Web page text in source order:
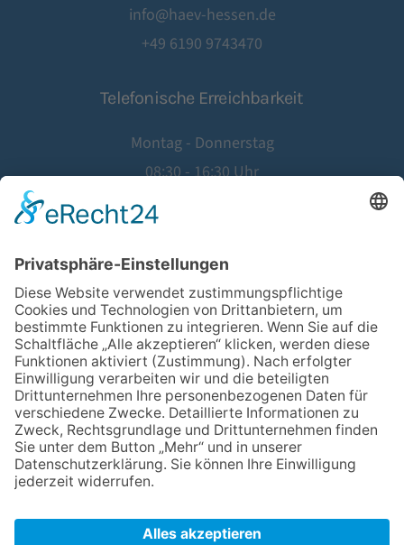
info@haev-hessen.de
+49 6190 9743470
Telefonische Erreichbarkeit
Montag - Donnerstag
08:30 - 16:30 Uhr
08:30 - 14:00 Uhr
©2026Hausärztinnen- und Hausärzteverband Hessen e.V.
Website byAgentur Geiger
Kontakt Impressum Datenschutz
ründen der besseren Lesbarkeit wird auf dieser Website bei